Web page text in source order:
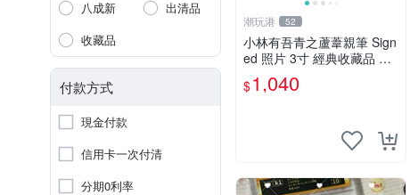
八成新
出清品
收藏品
付款方式
現金付款
信用卡一次付清
分期0利率
潮玩港 52
小林有吾青之蘆葦親筆 Sign
ed 照片 3寸 經典收藏品 青
之蘆葦限量版 周邊 相框裝
裱 青之蘆葦 簽名照 小林有
$1,040